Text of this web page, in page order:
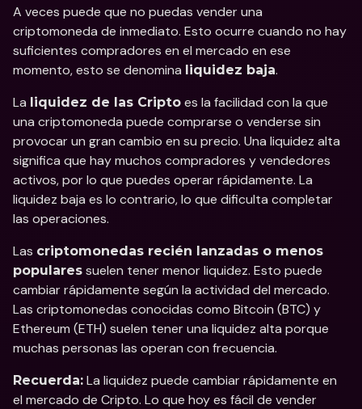
A veces puede que no puedas vender una
criptomoneda de inmediato. Esto ocurre cuando no hay
suficientes compradores en el mercado en ese
momento, esto se denomina liquidez baja.
La liquidez de las Cripto es la facilidad con la que
una criptomoneda puede comprarse o venderse sin
provocar un gran cambio en su precio. Una liquidez alta
significa que hay muchos compradores y vendedores
activos, por lo que puedes operar rápidamente. La
liquidez baja es lo contrario, lo que dificulta completar
las operaciones.
Las criptomonedas recién lanzadas o menos
populares suelen tener menor liquidez. Esto puede
cambiar rápidamente según la actividad del mercado.
Las criptomonedas conocidas como Bitcoin (BTC) y
Ethereum (ETH) suelen tener una liquidez alta porque
muchas personas las operan con frecuencia.
Recuerda: La liquidez puede cambiar rápidamente en
el mercado de Cripto. Lo que hoy es fácil de vender